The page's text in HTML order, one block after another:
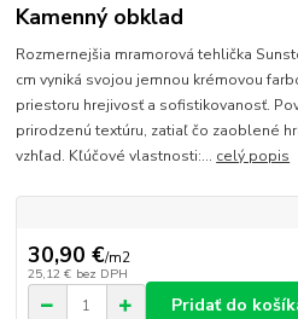
Kamenný obklad
Rozmernejšia mramorová tehlička
cm vyniká svojou jemnou krémovou
priestoru hrejivosť a sofistikovanosť.
prirodzenú textúru, zatiaľ čo zaoblené
vzhľad. Kľúčové vlastnosti:... celý popis
30,90 €/m2
25,12 € bez DPH
Pridať do